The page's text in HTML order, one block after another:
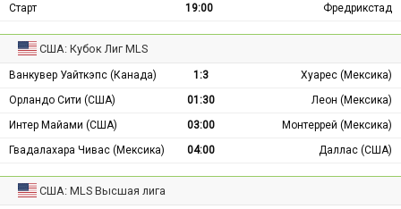
Старт
19:00 Фредрикстад
США: Кубок Лиг MLS
Ванкувер Уайткэпс (Канада) 1:3
Хуарес (Мексика)
Орландо Сити (США)
01:30
Леон (Мексика)
Интер Майами (США)
03:00
Монтеррей (Мексика)
Гвадалахара Чивас (Мексика)
04:00 Даллас (США)
США: MLS Высшая лига